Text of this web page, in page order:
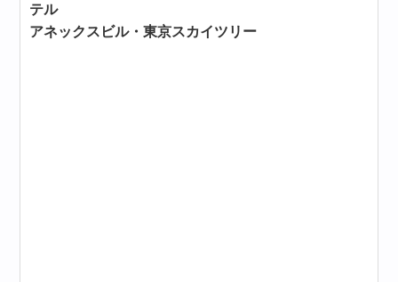
テル
アネックスビル・東京スカイツリー